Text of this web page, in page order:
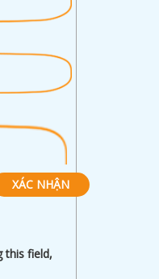
this field,